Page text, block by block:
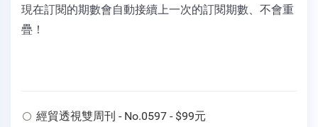
現在訂閱的期數會自動接續上一次的訂閱期數、不會重
疊！
經貿透視雙周刊 - No.0597 - $99元